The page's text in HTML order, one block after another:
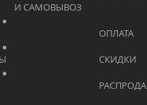
			    		КАРЬЕРА